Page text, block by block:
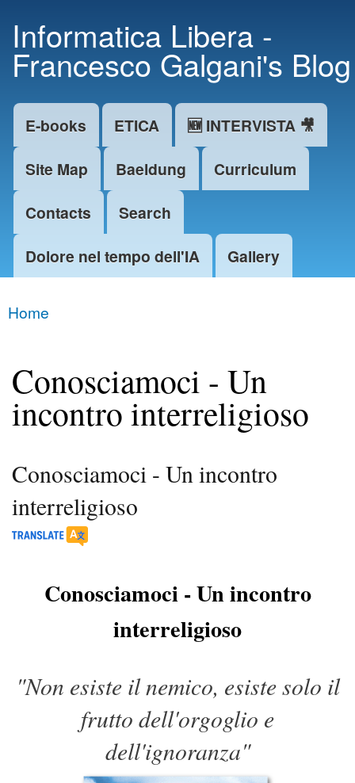
main
content
Informatica Libera -
Francesco Galgani's Blog
Main menu
E-books ETICA
🆕 INTERVISTA 🎥
Site Map
Baeldung
Curriculum
Contacts
Search
Dolore nel tempo dell'IA
Gallery
You are here
Home
Conosciamoci - Un
incontro interreligioso
Conosciamoci - Un incontro
interreligioso
Conosciamoci - Un incontro
interreligioso
"Non esiste il nemico, esiste solo il
frutto dell'orgoglio e
dell'ignoranza"